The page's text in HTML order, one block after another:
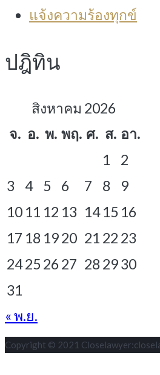
แจ้งความร้องทุกข์
ปฎิทิน
สิงหาคม 2026
จ. อ. พ. พฤ. ศ. ส. อา.
1
2
3
4 5 6 7 8
9
10 11 12 13 14 15 16
17 18 1920 21 22 23
2425 26 27 28 2930
31
« พ.ย.
Copyright © 2021